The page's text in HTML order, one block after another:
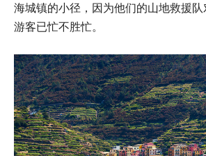
海城镇的小径，因为他们的山地救援
游客已忙不胜忙。